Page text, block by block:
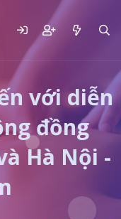
với diễn
đồng
Hà Nội -